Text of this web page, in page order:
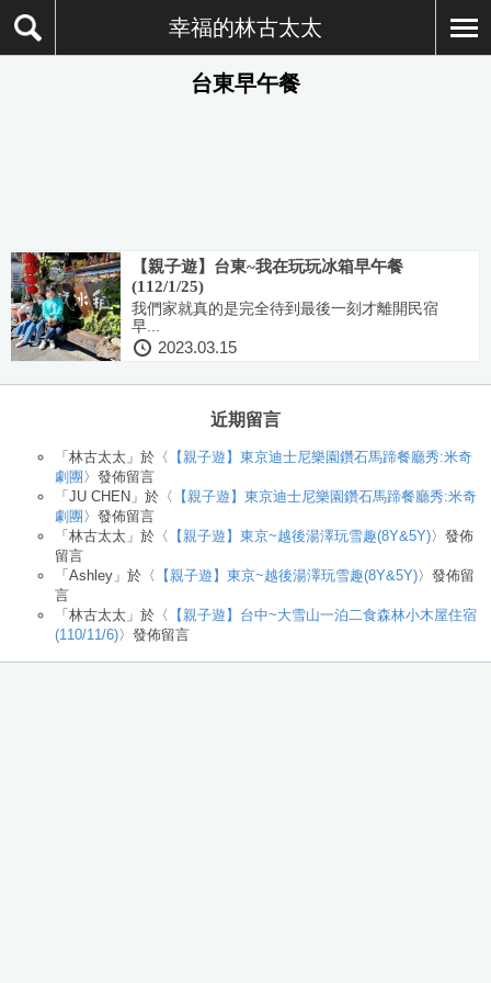
幸福的林古太太
台東早午餐
【親子遊】台東~我在玩玩冰箱早午餐
(112/1/25)
我們家就真的是完全待到最後一刻才離開民宿
早...
2023.03.15
近期留言
「 林古太太 」於〈
【親子遊】東京迪士尼樂園鑽石馬蹄餐廳秀:米奇
劇團 〉發佈留言
「 JU CHEN 」於〈
【親子遊】東京迪士尼樂園鑽石馬蹄餐廳秀:米奇
劇團 〉發佈留言
「 林古太太 」於〈 【親子遊】東京~越後湯澤玩雪趣(8Y&5Y)〉發佈
留言
「 Ashley 」於〈 【親子遊】東京~越後湯澤玩雪趣(8Y&5Y)〉發佈留
言
「 林古太太 」於〈
【親子遊】台中~大雪山一泊二食森林小木屋住宿
(110/11/6)〉發佈留言